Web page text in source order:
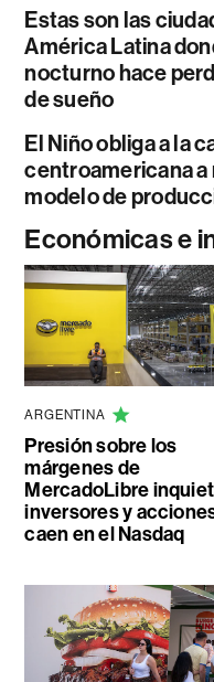
Estas son las
América Latina
nocturno hace
de sueño
El Niño obliga a la
centroamericana a
modelo de
Económicas e
ARGENTINA
Presión sobre los
márgenes de
MercadoLibre
inversores y
caen en el Nasdaq